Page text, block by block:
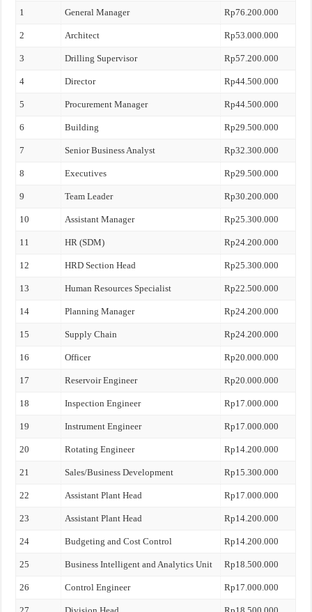
1 General Manager Rp76.200.000
2 Architect Rp53.000.000
3 Drilling Supervisor Rp57.200.000
4 Director Rp44.500.000
5 Procurement Manager Rp44.500.000
6 Building Rp29.500.000
7 Senior Business Analyst Rp32.300.000
8 Executives Rp29.500.000
9 Team Leader Rp30.200.000
10 Assistant Manager Rp25.300.000
11 HR (SDM) Rp24.200.000
12 HRD Section Head Rp25.300.000
13 Human Resources Specialist Rp22.500.000
14 Planning Manager Rp24.200.000
15 Supply Chain Rp24.200.000
16 Officer Rp20.000.000
17 Reservoir Engineer Rp20.000.000
18 Inspection Engineer Rp17.000.000
19 Instrument Engineer Rp17.000.000
20 Rotating Engineer Rp14.200.000
21 Sales/Business Development Rp15.300.000
22 Assistant Plant Head Rp17.000.000
23 Assistant Plant Head Rp14.200.000
24 Budgeting and Cost Control Rp14.200.000
25 Business Intelligent and Analytics Unit Rp18.500.000
26 Control Engineer Rp17.000.000